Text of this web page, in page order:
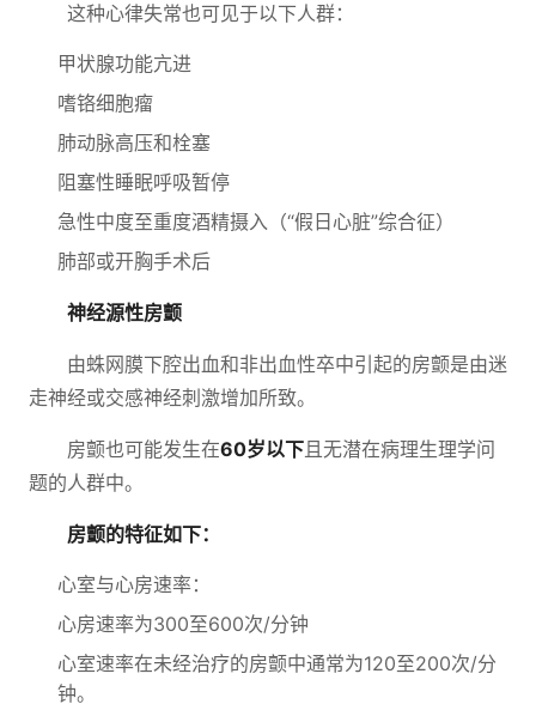
这种心律失常也可见于以下人群：
甲状腺功能亢进
嗜铬细胞瘤
肺动脉高压和栓塞
阻塞性睡眠呼吸暂停
急性中度至重度酒精摄入（“假日心脏”综合征）
肺部或开胸手术后
神经源性房颤
由蛛网膜下腔出血和非出血性卒中引起的房颤是由迷
走神经或交感神经刺激增加所致。
房颤也可能发生在60岁以下且无潜在病理生理学问
题的人群中。
房颤的特征如下：
心室与心房速率：
心房速率为300至600次/分钟
心室速率在未经治疗的房颤中通常为120至200次/分
钟。